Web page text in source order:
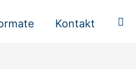
Kontakt